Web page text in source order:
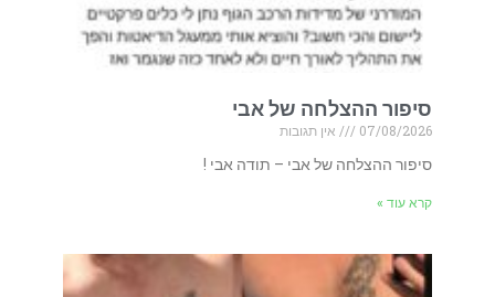
סיפור ההצלחה של אבי
07/08/2026
אין תגובות
סיפור ההצלחה של אבי – תודה אבי !
קרא עוד »